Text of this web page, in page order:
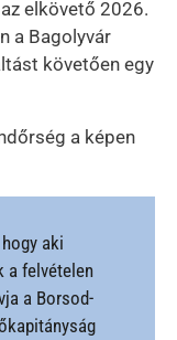
elkövető 2026.
a Bagolyvár
követően egy
a képen
aki
a felvételen
a Borsod-